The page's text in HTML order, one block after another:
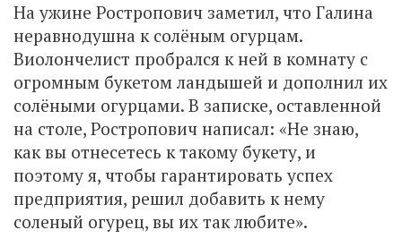
На ужине Ростропович заметил, что Галина
неравнодушна к солёным огурцам.
Виолончелист пробрался к ней в комнату с
огромным букетом ландышей и дополнил их
солёными огурцами. В записке, оставленной
на столе, Ростропович написал: «Не знаю,
как вы отнесетесь к такому букету, и
поэтому я, чтобы гарантировать успех
предприятия, решил добавить к нему
соленый огурец, вы их так любите».